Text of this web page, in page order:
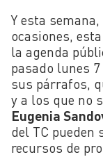
Y esta
ocasiones,
la agenda
pasado lunes
sus párrafos,
y a los que no
Eugenia
del TC pueden
recursos de